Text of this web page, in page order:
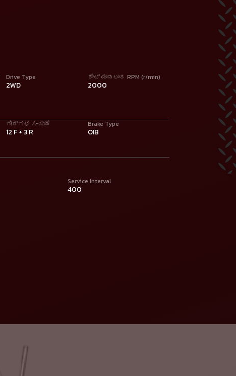
Drive Type
2WD
ರೇಟ್ ಮಾಡಲಾದ RPM (r/min)
2000
ಗೇರ್‌ಗಳ ಸಂಖ್ಯೆ
12 F + 3 R
Brake Type
OIB
Service Interval
400